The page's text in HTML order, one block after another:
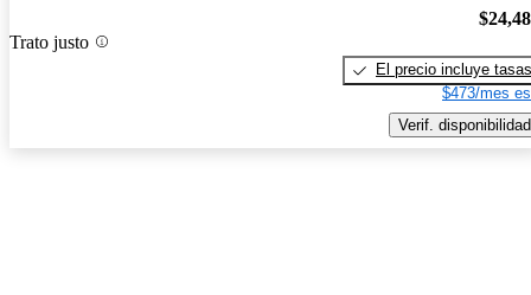
Trato justo
El precio incluye tasas
$473/mes
Verif. disponibilidad